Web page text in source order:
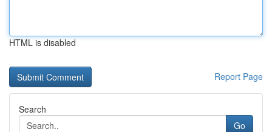
HTML is disabled
Report Page
Search
Go